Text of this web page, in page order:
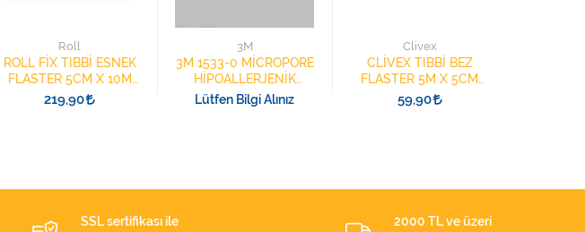
Roll
ROLL FİX TIBBİ ESNEK
FLASTER 5CM X 10M
130502
219,90
3M
3M 1533-0 MİCROPORE
HİPOALLERJENİK
FLASTER 1,25CMX9,1M
(24 ADET=1 KUTU)
Lütfen Bilgi Alınız
Clivex
CLİVEX TIBBİ BEZ
FLASTER 5M X 5CM
C105
59,90
SSL sertifikası ile 2000 TL ve üzeri